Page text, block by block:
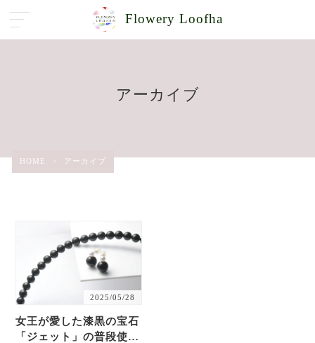
Flowery Loofha
アーカイブ
HOME > アーカイブ
2025/05/28
女王が愛した漆黒の宝石
「ジェット」の普段使い